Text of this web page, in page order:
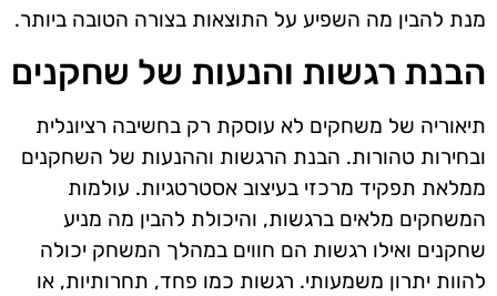
מנת להבין מה השפיע על התוצאות בצורה הטובה ביותר.
הבנת רגשות והנעות של שחקנים
תיאוריה של משחקים לא עוסקת רק בחשיבה רציונלית
ובחירות טהורות. הבנת הרגשות וההנעות של השחקנים
ממלאת תפקיד מרכזי בעיצוב אסטרטגיות. עולמות
המשחקים מלאים ברגשות, והיכולת להבין מה מניע
שחקנים ואילו רגשות הם חווים במהלך המשחק יכולה
להוות יתרון משמעותי. רגשות כמו פחד, תחרותיות, או